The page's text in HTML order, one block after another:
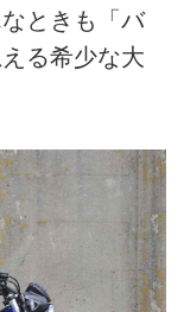
ときも「バ
る希少な大